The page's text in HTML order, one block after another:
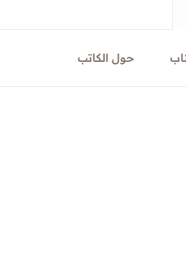
حول الكاتب